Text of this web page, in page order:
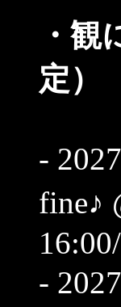
・
定）
-
fine♪
-